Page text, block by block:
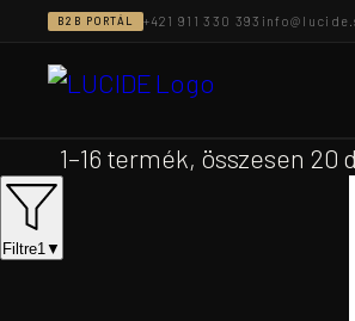
Ugrás
tartalomhoz
B2B PORTÁL +421 911 330 393
1–16 termék, összesen 20
Filtre1▼